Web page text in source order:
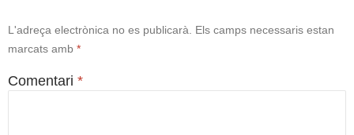
L'adreça electrònica no es publicarà. Els camps necessaris estan
marcats amb *
Comentari *